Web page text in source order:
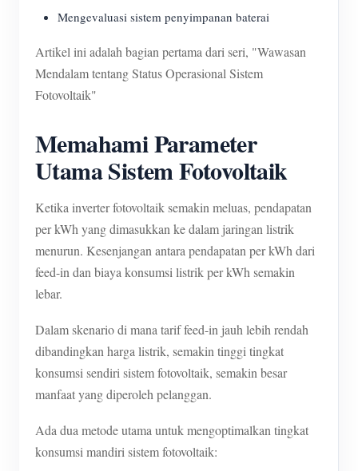
Mengevaluasi sistem penyimpanan baterai
Artikel ini adalah bagian pertama dari seri, "Wawasan
Mendalam tentang Status Operasional Sistem
Fotovoltaik"
Memahami Parameter
Utama Sistem Fotovoltaik
Ketika inverter fotovoltaik semakin meluas, pendapatan
per kWh yang dimasukkan ke dalam jaringan listrik
menurun. Kesenjangan antara pendapatan per kWh dari
feed-in dan biaya konsumsi listrik per kWh semakin
lebar.
Dalam skenario di mana tarif feed-in jauh lebih rendah
dibandingkan harga listrik, semakin tinggi tingkat
konsumsi sendiri sistem fotovoltaik, semakin besar
manfaat yang diperoleh pelanggan.
Ada dua metode utama untuk mengoptimalkan tingkat
konsumsi mandiri sistem fotovoltaik: